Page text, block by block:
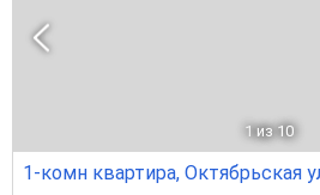
1 из 10
1-комн квартира, Октябрьская